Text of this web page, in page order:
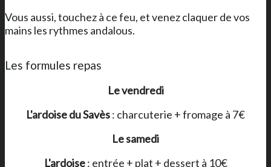
Vous aussi, touchez à ce feu, et venez claquer de vos
mains les rythmes andalous.
Les formules repas
Le vendredi
L'ardoise du Savès: charcuterie + fromage à 7€
Le samedi
L'ardoise: entrée + plat + dessert à 10€